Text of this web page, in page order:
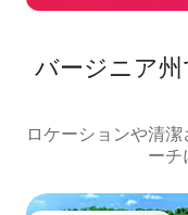
バージニア
ロケーションや清
ーチ